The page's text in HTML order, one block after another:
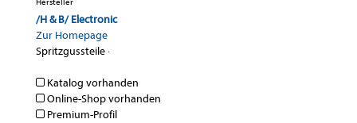
Hersteller
/H & B/ Electronic
Zur Homepage
Spritzgussteile·
Katalog vorhanden
Online-Shop vorhanden
Premium-Profil